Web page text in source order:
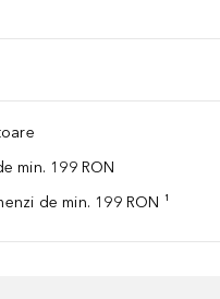
min. 199 RON
de min. 199 RON ¹